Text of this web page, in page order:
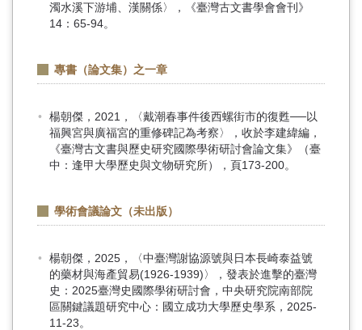
濁水溪下游埔、漢關係〉，《臺灣古文書學會會刊》
14：65-94。
專書（論文集）之一章
楊朝傑，2021，〈戴潮春事件後西螺街市的復甦──以
福興宮與廣福宮的重修碑記為考察〉，收於李建緯編，
《臺灣古文書與歷史研究國際學術研討會論文集》（臺
中：逢甲大學歷史與文物研究所），頁173-200。
學術會議論文（未出版）
楊朝傑，2025，〈中臺灣謝協源號與日本長崎泰益號
的藥材與海產貿易(1926-1939)〉，發表於進擊的臺灣
史：2025臺灣史國際學術研討會，中央研究院南部院
區關鍵議題研究中心：國立成功大學歷史學系，2025-
11-23。